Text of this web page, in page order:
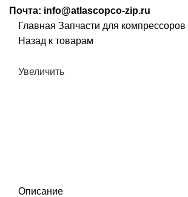
Почта: info@atlascopco-zip.ru
Главная Запчасти для компрессоров
Назад к товарам
Увеличить
Описание